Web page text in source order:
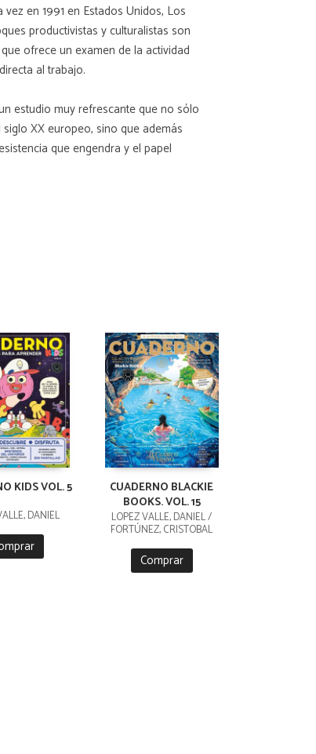
en 1991 en Estados Unidos, Los
productivistas y culturalistas son
ofrece un examen de la actividad
al trabajo.
estudio muy refrescante que no sólo
XX europeo, sino que además
que engendra y el papel
KIDS VOL. 5
DANIEL
CUADERNO BLACKIE
BOOKS. VOL. 15
LÓPEZ VALLE, DANIEL /
FORTÚNEZ, CRISTOBAL
Comprar